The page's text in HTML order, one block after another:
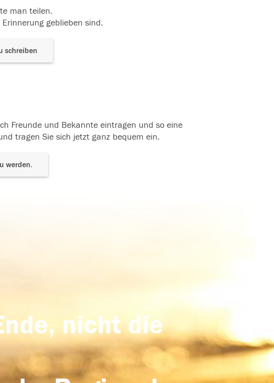
man teilen.
geblieben sind.
schreiben
Freunde und Bekannte eintragen und so eine
tragen Sie sich jetzt ganz bequem ein.
werden.
nicht die